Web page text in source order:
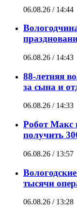
06.08.26 / 14:44
06.08.26 / 14:43
88-летняя
за сына и
06.08.26 / 14:33
Робот Макс
получить
06.08.26 / 13:57
тыcячи
06.08.26 / 13:28